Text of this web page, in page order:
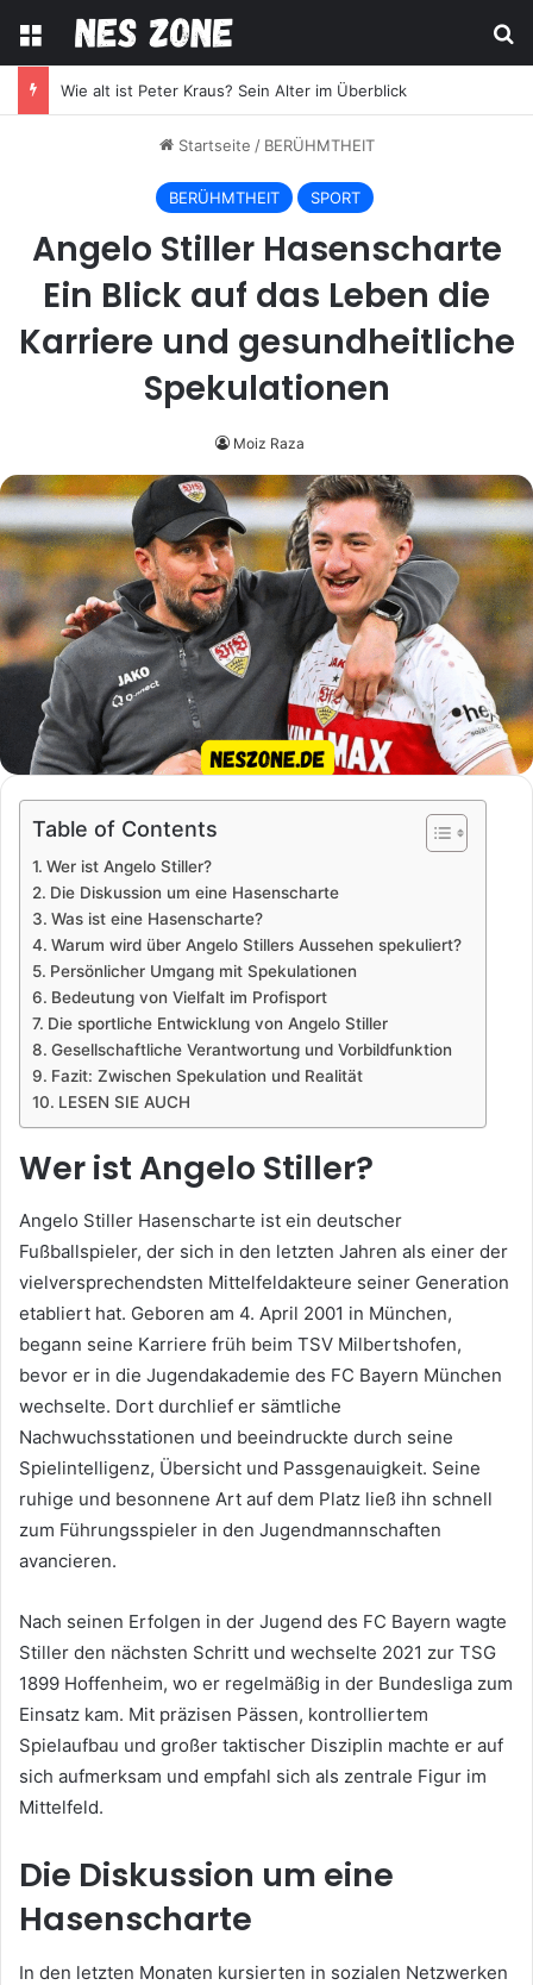
Menü
Wie alt ist Peter Kraus? Sein Alter im Überblick
Startseite / BERÜHMTHEIT
BERÜHMTHEIT SPORT
Angelo Stiller Hasenscharte
Ein Blick auf das Leben die
Karriere und gesundheitliche
Spekulationen
Moiz Raza
Table of Contents
Wer ist Angelo Stiller?
Die Diskussion um eine Hasenscharte
Was ist eine Hasenscharte?
Warum wird über Angelo Stillers Aussehen spekuliert?
Persönlicher Umgang mit Spekulationen
Bedeutung von Vielfalt im Profisport
Die sportliche Entwicklung von Angelo Stiller
Gesellschaftliche Verantwortung und Vorbildfunktion
Fazit: Zwischen Spekulation und Realität
LESEN SIE AUCH
Wer ist Angelo Stiller?
Angelo Stiller Hasenscharte ist ein deutscher
Fußballspieler, der sich in den letzten Jahren als einer der
vielversprechendsten Mittelfeldakteure seiner Generation
etabliert hat. Geboren am 4. April 2001 in München,
begann seine Karriere früh beim TSV Milbertshofen,
bevor er in die Jugendakademie des FC Bayern München
wechselte. Dort durchlief er sämtliche
Nachwuchsstationen und beeindruckte durch seine
Spielintelligenz, Übersicht und Passgenauigkeit. Seine
ruhige und besonnene Art auf dem Platz ließ ihn schnell
zum Führungsspieler in den Jugendmannschaften
avancieren.
Nach seinen Erfolgen in der Jugend des FC Bayern wagte
Stiller den nächsten Schritt und wechselte 2021 zur TSG
1899 Hoffenheim, wo er regelmäßig in der Bundesliga zum
Einsatz kam. Mit präzisen Pässen, kontrolliertem
Spielaufbau und großer taktischer Disziplin machte er auf
sich aufmerksam und empfahl sich als zentrale Figur im
Mittelfeld.
Die Diskussion um eine
Hasenscharte
In den letzten Monaten kursierten in sozialen Netzwerken